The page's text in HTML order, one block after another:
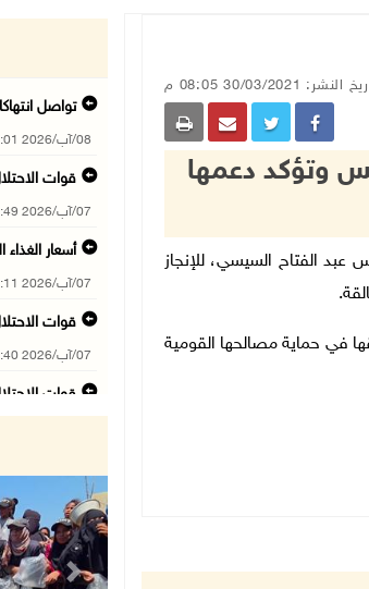
النشر: 30/03/2021 08:05 م
وتؤكد دعمها
عبد الفتاح السيسي، للإنجاز
في حماية مصالحها القومية
تواصل
08/آب/2026 12:01 ص
قوات
07/آب/2026 11:49 م
أسعار الغذاء
07/آب/2026 11:11 م
قوات
07/آب/2026 10:40 م
قوات
07/آب/2026 10:15 م
الاحتلال
07/آب/2026 08:52 م
Next